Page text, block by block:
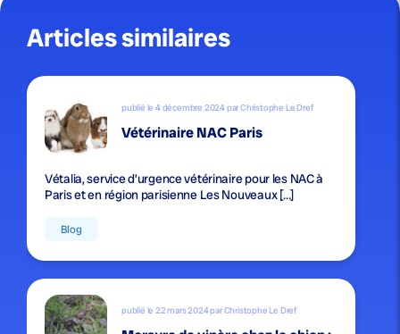
Articles similaires
publié le 4 décembre 2024 par Christophe Le Dref
Vétérinaire NAC Paris
Vétalia, service d’urgence vétérinaire pour les NAC à
Paris et en région parisienne Les Nouveaux […]
Blog
publié le 22 mars 2024 par Christophe Le Dref